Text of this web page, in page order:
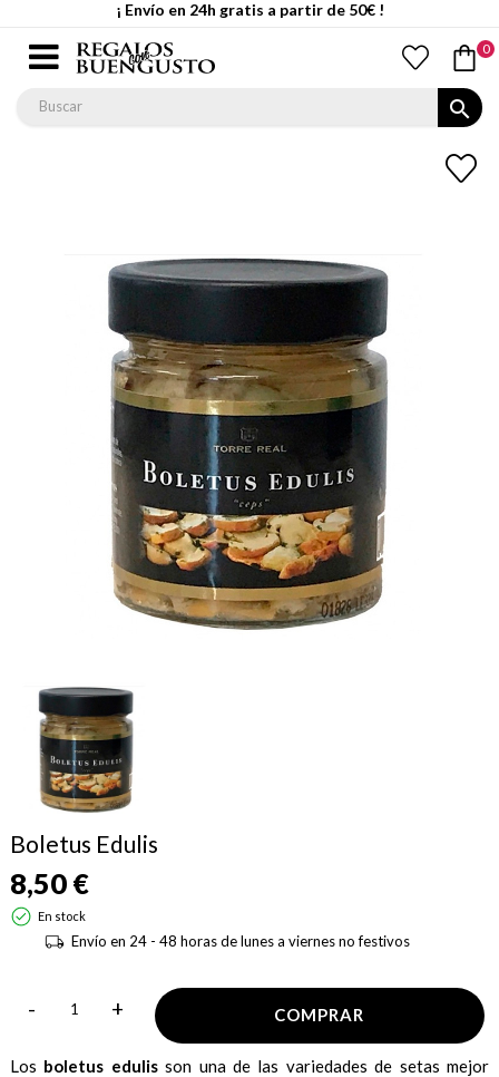
¡ Envío en 24h gratis a partir de 50€ !
0
search
Boletus Edulis
8,50 €
En stock
Envío en 24 - 48 horas de lunes a viernes no festivos
- + COMPRAR
Los boletus edulisson una de las variedades de setas mejor